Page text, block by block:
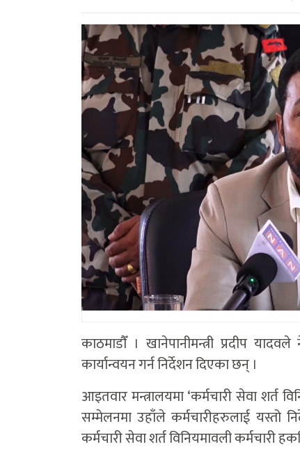
काठमाडाैँ । खानेपानीमन्त्री प्रदीप
कार्यान्वयन गर्न निर्देशन दिएका छन् ।
आइतवार मन्त्रालयमा ‘कर्मचारी सेवा शर्त
सम्मेलनमा उहाँले कर्मचारीहरुलाई यस्तो
कर्मचारी सेवा शर्त विनियमावली कर्मचारी